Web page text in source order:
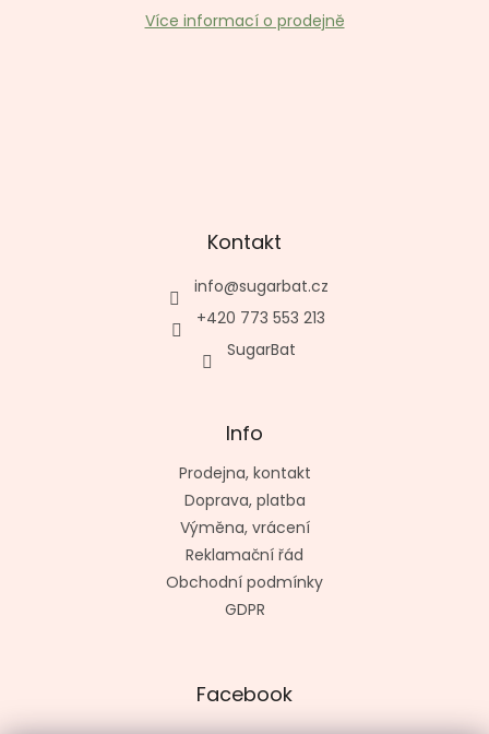
Více informací o prodejně
Kontakt
info@sugarbat.cz
+420 773 553 213
SugarBat
Info
Prodejna, kontakt
Doprava, platba
Výměna, vrácení
Reklamační řád
Obchodní podmínky
GDPR
Facebook